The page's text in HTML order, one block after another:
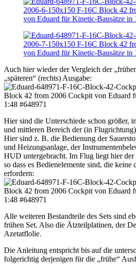
Auch hier wieder der Vergleich der
„späteren“ (rechts) Ausgabe:
Hier sind die Unterschiede schon größer,
und mittleren Bereich der (in
Hier sind z. B. die Bedienung der
und Heizungsanlage, der
HUD untergebracht. Im Flug liegt hier der
so dass es Bedienelemente sind, die
erfordern:
Alle weiteren Bestandteile des Sets sind
frühen Set. Also die Ätzteilplatinen, der
Azetatflolie.
Die Anleitung entspricht bis auf die
folgerichtig derjenigen für die „frühe“